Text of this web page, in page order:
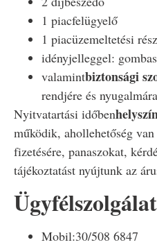
1 piacfelügyelő
1 piacüzemeltetési
idényjelleggel:
valamintbiztonsági
rendjére és
Nyitvatartási időben
működik, ahollehetőség
fizetésére, panaszokat,
tájékoztatást nyújtunk az
Mobil:30/508 6847